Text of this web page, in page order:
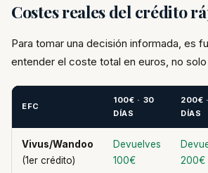
Costes reales del crédito
Para tomar una decisión informada, es
entender el coste total en euros, no solo
EFC
100€ · 30
DÍAS
200€
DÍAS
Vivus/Wandoo
(1er crédito)
Devuelves
100€
200€